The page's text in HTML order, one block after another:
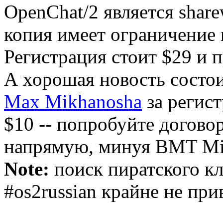
OpenChat/2 является
копия имеет
Регистрация стоит $29 и
А хорошая новость
Max Mikhanosha за
$10 -- попробуйте
напрямую, минуя BMT
Note: поиск пиратского
#os2russian крайне не